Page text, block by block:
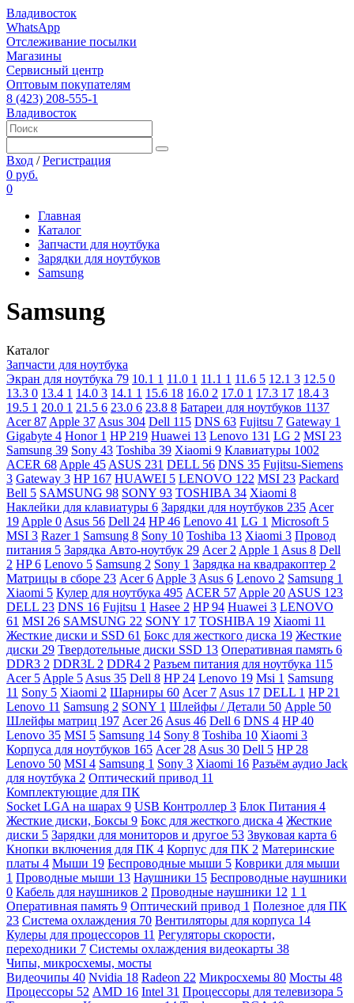
Владивосток
WhatsApp
Отслеживание посылки
Магазины
Сервисный центр
Оптовым покупателям
8 (423) 208-555-1
Владивосток
Вход /Регистрация
0 руб.
0
Главная
Каталог
Запчасти для ноутбука
Зарядки для ноутбуков
Samsung
Samsung
Каталог
Запчасти для ноутбука
Экран для ноутбука 79 10.1 1 11.0 1 11.1 1 11.6 5 12.1 3 12.5 0
13.3 0 13.4 1 14.0 3 14.1 1 15.6 18 16.0 2 17.0 1 17.3 17 18.4 3
19.5 1 20.0 1 21.5 6 23.0 6 23.8 8 Батареи для ноутбуков 1137
Acer87 Apple 37 Asus 304 Dell 115 DNS 63 Fujitsu 7 Gateway 1
Gigabyte 4 Honor 1 HP 219 Huawei 13 Lenovo 131 LG 2 MSI 23
Samsung 39 Sony 43 Toshiba 39 Xiaomi 9 Клавиатуры 1002
ACER 68 Apple 45 ASUS 231 DELL 56 DNS 35 Fujitsu-Siemens
3 Gateway 3 HP 167 HUAWEI 5 LENOVO 122 MSI 23 Packard
Bell 5 SAMSUNG 98 SONY 93 TOSHIBA 34 Xiaomi 8
Наклейки для клавиатуры 6 Зарядки для ноутбуков 235 Acer
19 Apple 0 Asus 56 Dell 24 HP46 Lenovo 41 LG 1 Microsoft 5
MSI 3 Razer 1 Samsung 8 Sony 10 Toshiba 13 Xiaomi 3 Провод
питания 5 Зарядка Авто-ноутбук 29 Acer 2 Apple 1 Asus 8 Dell
2 HP6 Lenovo 5 Samsung 2 Sony 1 Зарядка на квадракоптер 2
Матрицы в сборе 23 Acer6 Apple 3 Asus 6 Lenovo 2 Samsung 1
Xiaomi 5 Кулер для ноутбука 495 ACER 57 Apple 20 ASUS 123
DELL 23 DNS 16 Fujitsu 1 Hasee 2 HP94 Huawei 3 LENOVO
61 MSI 26 SAMSUNG 22 SONY 17 TOSHIBA 19 Xiaomi 11
Жесткие диски и SSD 61 Бокс для жесткого диска 19 Жесткие
диски 29 Твердотельные диски SSD 13 Оперативная память 6
DDR3 2 DDR3L 2 DDR4 2 Разъем питания для ноутбука 115
Acer 5 Apple 5 Asus 35 Dell 8 HP 24 Lenovo 19 Msi 1 Samsung
11 Sony 5 Xiaomi 2 Шарниры 60 Acer 7 Asus 17 DELL 1 HP 21
Lenovo 11 Samsung 2 SONY 1 Шлейфы / Детали 50 Apple 50
Шлейфы матриц 197 Acer 26 Asus 46 Dell 6 DNS 4 HP40
Lenovo 35 MSI 5 Samsung 14 Sony 8 Toshiba 10 Xiaomi 3
Корпуса для ноутбуков 165 Acer 28 Asus 30 Dell 5 HP 28
Lenovo 50 MSI 4 Samsung 1 Sony 3 Xiaomi 16 Разъём аудио Jack
для ноутбука 2 Оптический привод 11
Комплектующие для ПК
Socket LGA на шарах 9 USB Контроллер 3 Блок Питания 4
Жесткие диски, Боксы 9 Бокс для жесткого диска 4 Жесткие
диски 5 Зарядки для мониторов и другое 53 Звуковая карта 6
Кнопки включения для ПК 4 Корпус для ПК 2 Материнские
платы 4 Мыши 19 Беспроводные мыши 5 Коврики для мыши
1 Проводные мыши 13 Наушники 15 Беспроводные наушники
0 Кабель для наушников 2 Проводные наушники 12 1 1
Оперативная память 9 Оптический привод 1 Полезное для ПК
23 Система охлаждения 70 Вентиляторы для корпуса 14
Кулеры для процессоров 11 Регуляторы скорости,
переходники 7 Системы охлаждения видеокарты 38
Чипы, микросхемы, мосты
Видеочипы 40 Nvidia 18 Radeon 22 Микросхемы 80 Мосты 48
Процессоры 52 AMD 16 Intel 31 Процессоры для телевизора 5